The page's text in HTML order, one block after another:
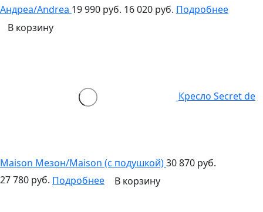
Андреа/Andrea 19 990 руб. 16 020 руб. Подробнее
В корзину
Кресло Secret de
Maison Мезон/Maison (c подушкой)30 870 руб.
27 780 руб. Подробнее В корзину